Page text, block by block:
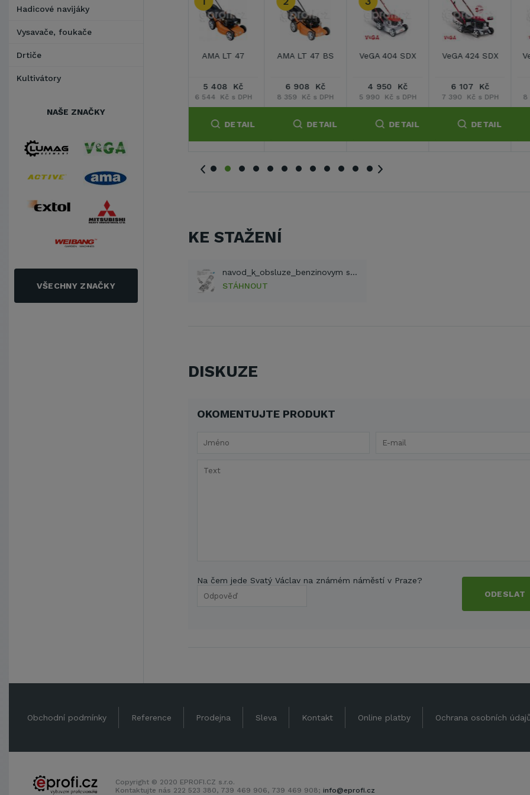
Hadicové navijáky
Vysavače, foukače
Drtiče
Kultivátory
NAŠE ZNAČKY
VŠECHNY ZNAČKY
AMA LT 47 BS VeGA 424 SDX
6 107 Kč
7 390 Kč s DPH
DETAIL
VeGA 46 HWXV
7 182 Kč
8 690 Kč s DPH
DETAIL
VeGA 46S ECO
9 496 Kč
11 490 Kč s DPH
DETAIL
VeGA 485 SXHE
8 835 Kč
10 690 Kč s DPH
DETAIL
KE STAŽENÍ
navod_k_obsluze_benzinovym sekackam_VeGA_cz (PDF)
STÁHNOUT
DISKUZE
OKOMENTUJTE PRODUKT
Na čem jede Svatý Václav na známém náměstí v Praze?
ODESLAT
Obchodní podmínky Reference Prodejna Sleva Kontakt Online platby Ochrana osobních
Copyright © 2020 EPROFI.CZ s.r.o.
Kontaktujte nás 222 523 380, 739 469 906, 739 469 908; info@eprofi.cz